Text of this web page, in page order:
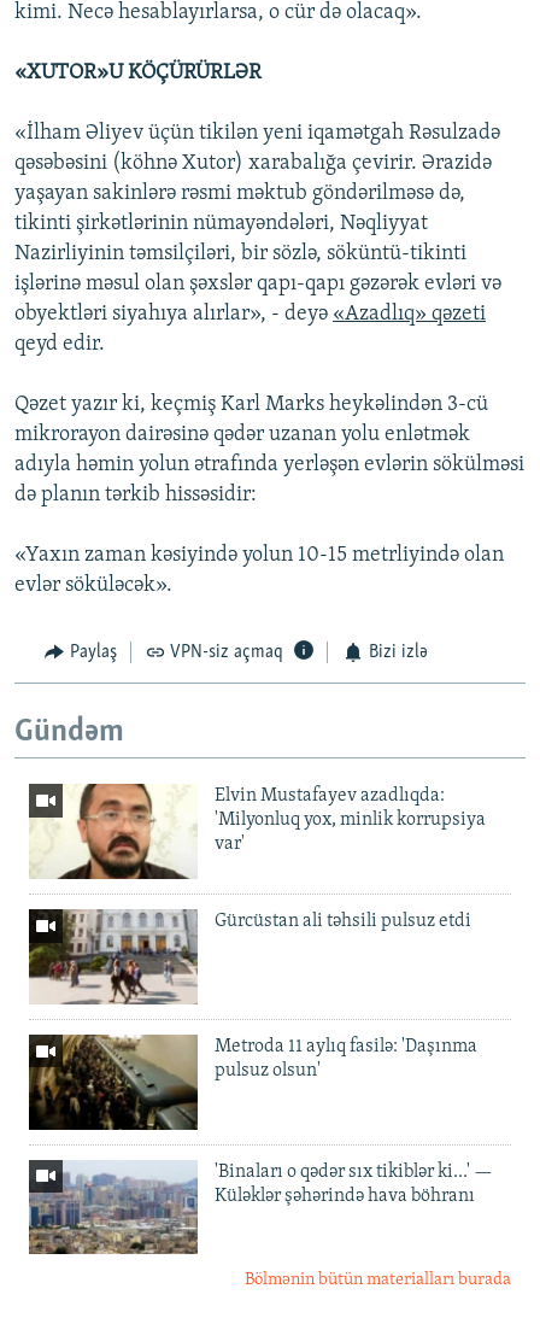
kimi. Necə hesablayırlarsa, o cür də olacaq».
«XUTOR»U KÖÇÜRÜRLƏR
«İlham Əliyev üçün tikilən yeni iqamətgah Rəsulzadə
qəsəbəsini (köhnə Xutor) xarabalığa çevirir. Ərazidə
yaşayan sakinlərə rəsmi məktub göndərilməsə də,
tikinti şirkətlərinin nümayəndələri, Nəqliyyat
Nazirliyinin təmsilçiləri, bir sözlə, söküntü-tikinti
işlərinə məsul olan şəxslər qapı-qapı gəzərək evləri və
obyektləri siyahıya alırlar», - deyə «Azadlıq» qəzeti
qeyd edir.
Qəzet yazır ki, keçmiş Karl Marks heykəlindən 3-cü
mikrorayon dairəsinə qədər uzanan yolu enlətmək
adıyla həmin yolun ətrafında yerləşən evlərin sökülməsi
də planın tərkib hissəsidir:
«Yaxın zaman kəsiyində yolun 10-15 metrliyində olan
evlər söküləcək».
Paylaş VPN-siz açmaq Bizi izlə
Gündəm
Elvin Mustafayev azadlıqda:
'Milyonluq yox, minlik korrupsiya
var'
Gürcüstan ali təhsili pulsuz etdi
Metroda 11 aylıq fasilə: 'Daşınma
pulsuz olsun'
'Binaları o qədər sıx tikiblər ki...' —
Küləklər şəhərində hava böhranı
Bölmənin bütün materialları burada